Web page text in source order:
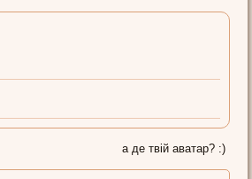
а де твій аватар? :)